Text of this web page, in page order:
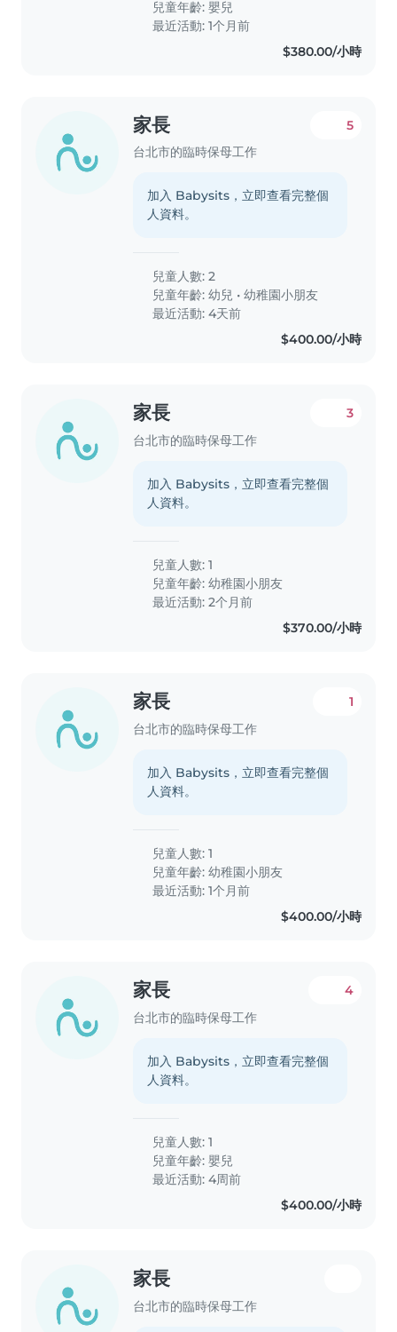
兒童年齡:嬰兒
最近活動: 1个月前
$380.00/小時
家長
台北市的臨時保母工作
5
加入 Babysits，立即查看完整個
人資料。
兒童人數: 2
兒童年齡:幼兒 •幼稚園小朋友
最近活動: 4天前
$400.00/小時
家長
台北市的臨時保母工作
3
加入 Babysits，立即查看完整個
人資料。
兒童人數: 1
兒童年齡:幼稚園小朋友
最近活動: 2个月前
$370.00/小時
家長
台北市的臨時保母工作
1
加入 Babysits，立即查看完整個
人資料。
兒童人數: 1
兒童年齡:幼稚園小朋友
最近活動: 1个月前
$400.00/小時
家長
台北市的臨時保母工作
4
加入 Babysits，立即查看完整個
人資料。
兒童人數: 1
兒童年齡:嬰兒
最近活動: 4周前
$400.00/小時
家長
台北市的臨時保母工作